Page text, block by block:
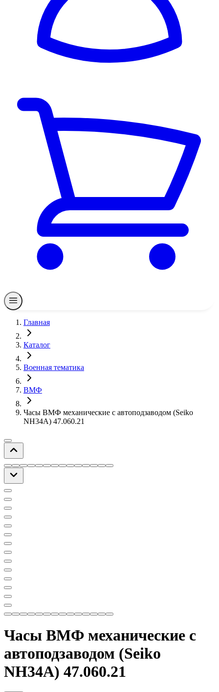
Главная
Каталог
Военная тематика
ВМФ
Часы ВМФ механические с автоподзаводом (Seiko
NH34A) 47.060.21
Часы ВМФ механические с
автоподзаводом (Seiko
NH34A) 47.060.21